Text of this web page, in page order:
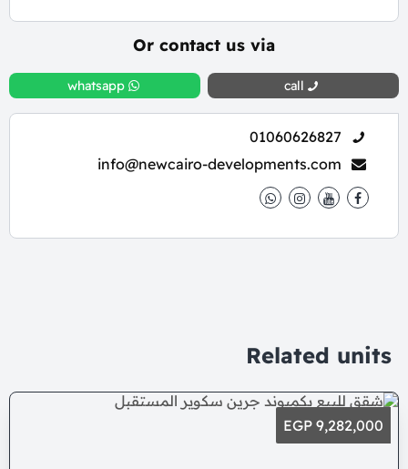
Or contact us via
call
whatsapp
01060626827
info@newcairo-developments.com
Related units
9,282,000 EGP